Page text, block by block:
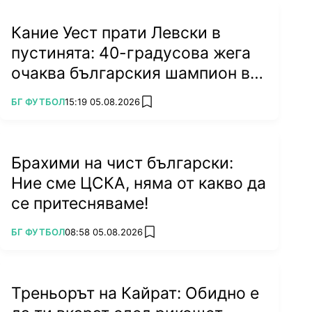
излизаш да играеш, резултатите идват."
Снимка: Lap.bg
зависим от резултатите. В кариерата си
Кание Уест прати Левски в
пустинята: 40-градусова жега
очаква българския шампион в
Туркестан
ПОВЕЧЕ ОТ
БГ ФУТБОЛ15:19 05.08.2026 add favorites
Брахими на чист български:
Ние сме ЦСКА, няма от какво да
се притесняваме!
ПОВЕЧЕ ОТ
БГ ФУТБОЛ08:58 05.08.2026 add favorites
Треньорът на Кайрат: Обидно е